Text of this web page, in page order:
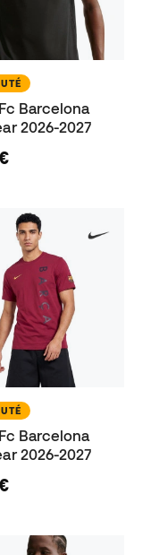
Barcelona
2026-2027
Barcelona
2026-2027